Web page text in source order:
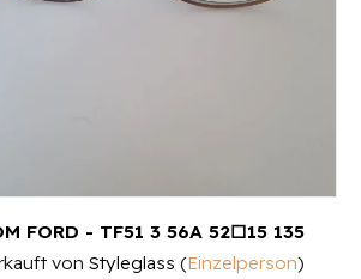
FORD - TF51 3 56A 52□15 135
von Styleglass (Einzelperson)